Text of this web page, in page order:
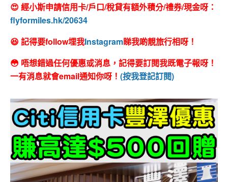
😍 經小斯申請信用卡/戶口/稅貸有額外積分/禮券/現金呀：
flyformiles.hk/20634
😆 記得要follow埋我Instagram睇我啲靚旅行相呀！
😳 唔想錯過任何優惠或消息，記得要訂閱我既電子報呀！
一有消息就會email通知你呀！ (按我登記訂閱)